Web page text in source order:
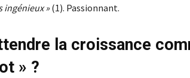
ingénieux »(1). Passionnant.
la croissance
» ?